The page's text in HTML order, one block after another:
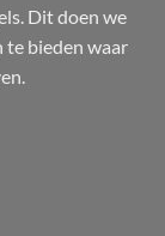
Dit doen we
te bieden waar